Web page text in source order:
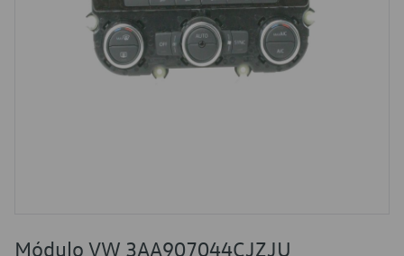
Módulo VW 3AA907044CJZJU